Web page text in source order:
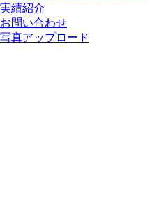
実績紹介
お問い合わせ
写真アップロード